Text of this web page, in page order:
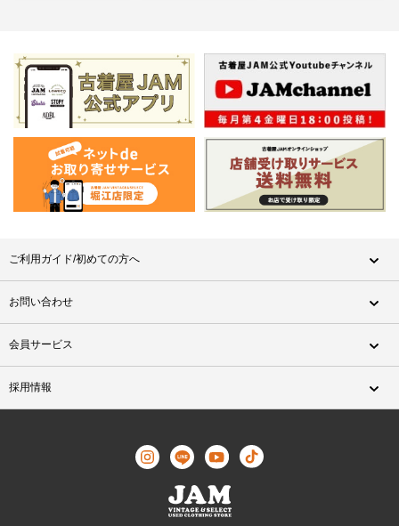
ご利用ガイド/初めての方へ
お問い合わせ
会員サービス
採用情報